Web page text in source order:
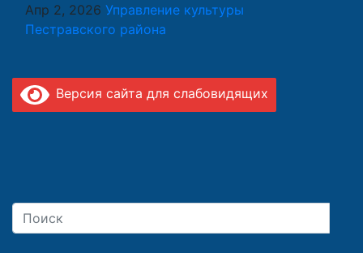
Апр 2, 2026 Управление культуры
Пестравского района
Версия сайта для слабовидящих